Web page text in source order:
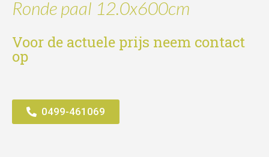
Ronde paal 12.0x600cm
Voor de actuele prijs neem contact
op
0499-461069